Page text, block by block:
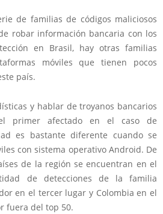
de familias de códigos maliciosos
robar información bancaria con los
en Brasil, hay otras familias
móviles que tienen pocos
país.
y hablar de troyanos bancarios
primer afectado en el caso de
es bastante diferente cuando se
con sistema operativo Android. De
de la región se encuentran en el
de detecciones de la familia
en el tercer lugar y Colombia en el
fuera del top 50.